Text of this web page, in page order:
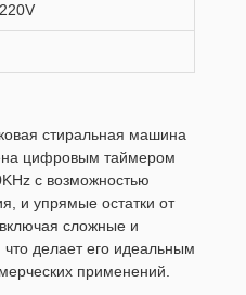
стиральная машина
цифровым таймером
с возможностью
и упрямые остатки от
сложные и
делает его идеальным
применений.